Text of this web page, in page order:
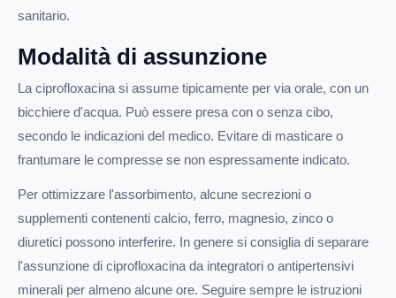
sanitario.
Modalità di assunzione
La ciprofloxacina si assume tipicamente per via orale, con un
bicchiere d'acqua. Può essere presa con o senza cibo,
secondo le indicazioni del medico. Evitare di masticare o
frantumare le compresse se non espressamente indicato.
Per ottimizzare l'assorbimento, alcune secrezioni o
supplementi contenenti calcio, ferro, magnesio, zinco o
diuretici possono interferire. In genere si consiglia di separare
l'assunzione di ciprofloxacina da integratori o antipertensivi
minerali per almeno alcune ore. Seguire sempre le istruzioni